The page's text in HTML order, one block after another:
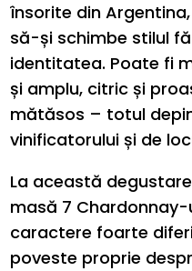
însorite din
să-și schimbe stilul
identitatea. Poate fi
și amplu, citric și
mătăsos – totul
vinificatorului și de
La această
masă 7
caractere foarte
poveste proprie